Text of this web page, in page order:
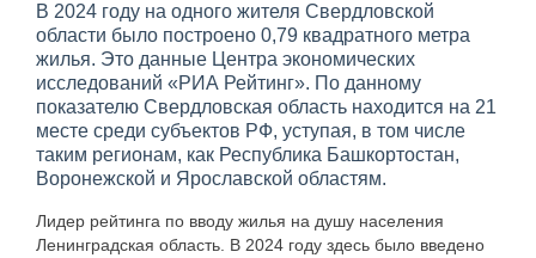
В 2024 году на одного жителя Свердловской
области было построено 0,79 квадратного метра
жилья. Это данные Центра экономических
исследований «РИА Рейтинг». По данному
показателю Свердловская область находится на 21
месте среди субъектов РФ, уступая, в том числе
таким регионам, как Республика Башкортостан,
Воронежской и Ярославской областям.
Лидер рейтинга по вводу жилья на душу населения
Ленинградская область. В 2024 году здесь было введено